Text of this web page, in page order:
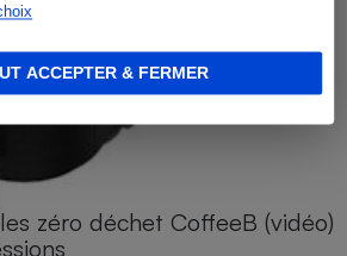
ACCEPTER & FERMER
zéro déchet CoffeeB (vidéo)